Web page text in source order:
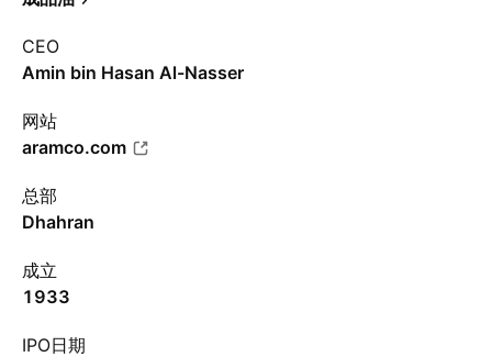
CEO
Amin bin Hasan Al-Nasser
网站
aramco.com
总部
Dhahran
成立
1933
IPO日期